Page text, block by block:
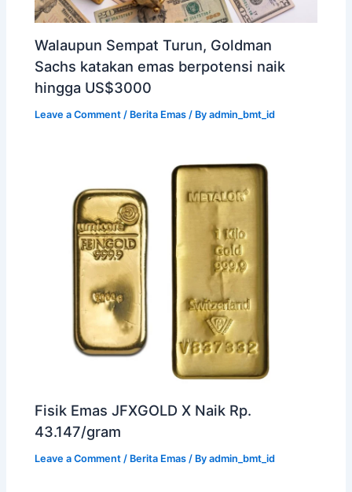
Walaupun Sempat Turun, Goldman
Sachs katakan emas berpotensi naik
hingga US$3000
Leave a Comment / Berita Emas / Byadmin_bmt_id
Fisik Emas JFXGOLD X Naik Rp.
43.147/gram
Leave a Comment / Berita Emas / Byadmin_bmt_id